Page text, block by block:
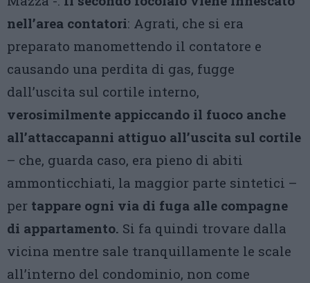
nell’area contatori: Agrati, che si era
preparato manomettendo il contatore e
causando una perdita di gas, fugge
dall’uscita sul cortile interno,
verosimilmente appiccando il fuoco anche
all’attaccapanni attiguo all’uscita sul cortile
– che, guarda caso, era pieno di abiti
ammonticchiati, la maggior parte sintetici –
per tappare ogni via di fuga alle compagne
di appartamento. Si fa quindi trovare dalla
vicina mentre sale tranquillamente le scale
all’interno del condominio, non come